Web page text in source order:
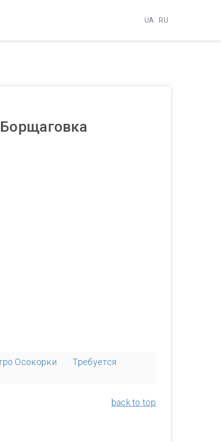
UA RU
Осокорки
Требуется
back to top